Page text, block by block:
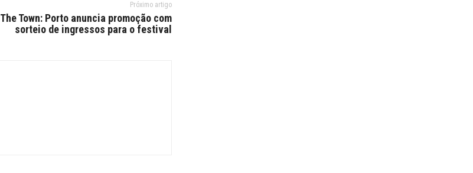
Próximo artigo
The Town: Porto anuncia promoção com
sorteio de ingressos para o festival